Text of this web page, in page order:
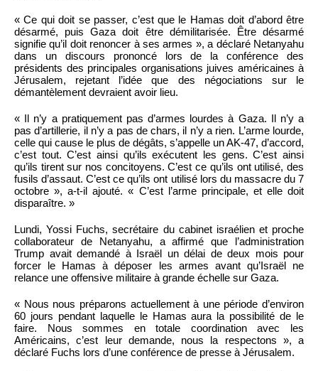
« Ce qui doit se passer, c’est que le Hamas doit d’abord être
désarmé, puis Gaza doit être démilitarisée. Être désarmé
signifie qu’il doit renoncer à ses armes », a déclaré Netanyahu
dans un discours prononcé lors de la conférence des
présidents des principales organisations juives américaines à
Jérusalem, rejetant l’idée que des négociations sur le
démantèlement devraient avoir lieu.
« Il n’y a pratiquement pas d’armes lourdes à Gaza. Il n’y a
pas d’artillerie, il n’y a pas de chars, il n’y a rien. L’arme lourde,
celle qui cause le plus de dégâts, s’appelle un AK-47, d’accord,
c’est tout. C’est ainsi qu’ils exécutent les gens. C’est ainsi
qu’ils tirent sur nos concitoyens. C’est ce qu’ils ont utilisé, des
fusils d’assaut. C’est ce qu’ils ont utilisé lors du massacre du 7
octobre », a-t-il ajouté. « C’est l’arme principale, et elle doit
disparaître. »
Lundi, Yossi Fuchs, secrétaire du cabinet israélien et proche
collaborateur de Netanyahu, a affirmé que l’administration
Trump avait demandé à Israël un délai de deux mois pour
forcer le Hamas à déposer les armes avant qu’Israël ne
relance une offensive militaire à grande échelle sur Gaza.
« Nous nous préparons actuellement à une période d’environ
60 jours pendant laquelle le Hamas aura la possibilité de le
faire. Nous sommes en totale coordination avec les
Américains, c’est leur demande, nous la respectons », a
déclaré Fuchs lors d’une conférence de presse à Jérusalem.